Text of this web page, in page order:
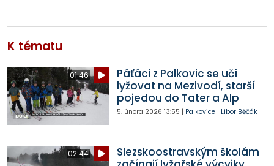
K tématu
01:46
Páťáci z Palkovic se učí
lyžovat na Mezivodí, starší
pojedou do Tater a Alp
5. února 2026 13:55 | Palkovice| Libor Běčák
02:44
Slezskoostravským školám